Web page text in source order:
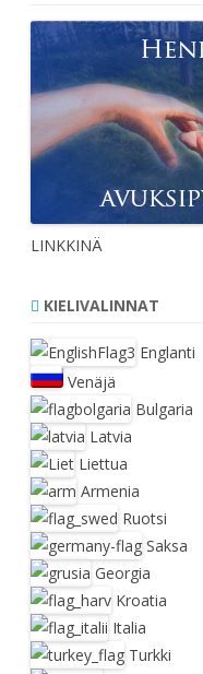
LINKKINÄ
KIELIVALINNAT
Englanti
Venäjä
Bulgaria
Latvia
Liettua
Armenia
Ruotsi
Saksa
Georgia
Kroatia
Italia
Turkki